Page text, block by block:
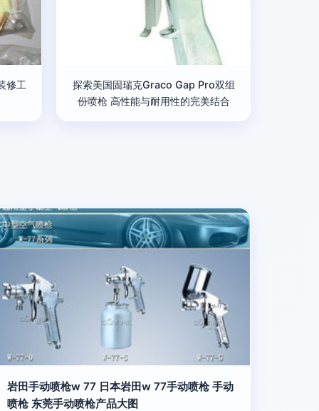
修工
探索美国固瑞克Graco Gap Pro双组
份喷枪 高性能与耐用性的完美结合
岩田手动喷枪w 77 日本岩田w 77手动喷枪 手动
喷枪 东莞手动喷枪产品大图